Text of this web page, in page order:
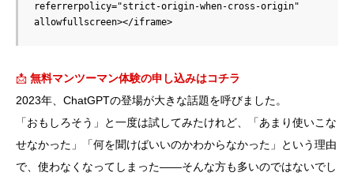
referrerpolicy="strict-origin-when-cross-origin"
allowfullscreen></iframe>
📩 無料マンツーマン体験の申し込みはコチラ
2023年、ChatGPTの登場が大きな話題を呼びました。
「おもしろそう」と一度は試してみたけれど、「あまり使いこな
せなかった」「何を聞けばいいのかわからなかった」という理由
で、使わなくなってしまった――そんな方も多いのではないでし